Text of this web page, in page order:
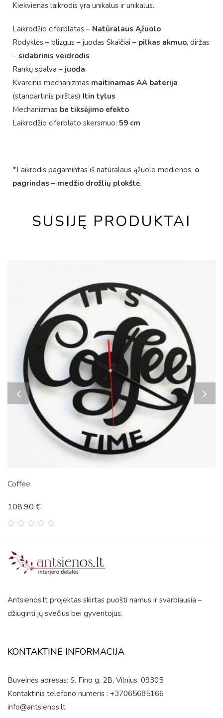
Kiekvienas laikrodis yra unikalus ir unikalus.
Laikrodžio ciferblatas – Natūralaus Ąžuolo
Rodyklės – blizgus – juodas Skaičiai – pilkas akmuo, diržas
– sidabrinis veidrodis
Rankų spalva – juoda
Kvarcinis mechanizmas maitinamas AA baterija
(standartinis pirštas) Itin tylus
Mechanizmas be tiksėjimo efekto
Laikrodžio ciferblato skersmuo: 59 cm
*Laikrodis pagamintas iš natūralaus ąžuolo medienos, o
pagrindas – medžio drožlių plokštė.
SUSIJĘ PRODUKTAI
Coffee
5
108.90 €
Antsienos.lt projektas skirtas puošti namus ir svarbiausia –
džiuginti jų svečius bei gyventojus.
KONTAKTINĖ INFORMACIJA
Buveinės adresas: S. Fino g. 2B, Vilnius, 09305
Kontaktinis telefono numeris : +37065685166
info@antsienos.lt